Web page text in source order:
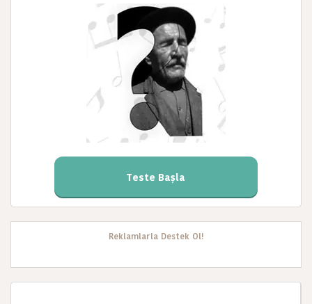
Teste Başla
Reklamlarla Destek Ol!